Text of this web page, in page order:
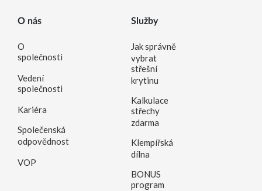
O nás
O
společnosti
Vedení
společnosti
Kariéra
Společenská
odpovědnost
VOP
Služby
Jak správně
vybrat
střešní
krytinu
Kalkulace
střechy
zdarma
Klempířská
dílna
BONUS
program